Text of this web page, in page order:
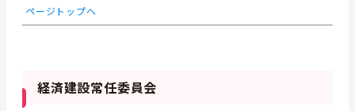
ページトップへ
経済建設常任委員会